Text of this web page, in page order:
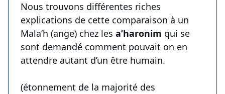
Nous trouvons différentes riches
explications de cette comparaison à un
Mala’h (ange) chez les a’haronim qui se
sont demandé comment pouvait on en
attendre autant d’un être humain.
(étonnement de la majorité des